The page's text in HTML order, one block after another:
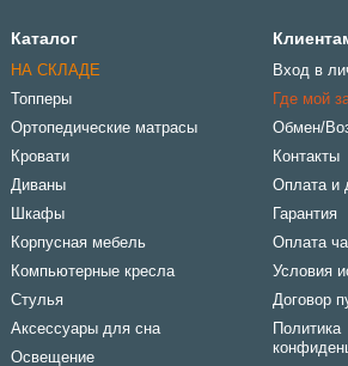
Каталог
НА СКЛАДЕ
Топперы
Ортопедические матрасы
Кровати
Диваны
Шкафы
Корпусная мебель
Компьютерные кресла
Стулья
Аксессуары для сна
Освещение
Вход в
Где мой
Обмен/
Контакты
Оплата и
Гарантия
Оплата
Условия
Договор
Политика